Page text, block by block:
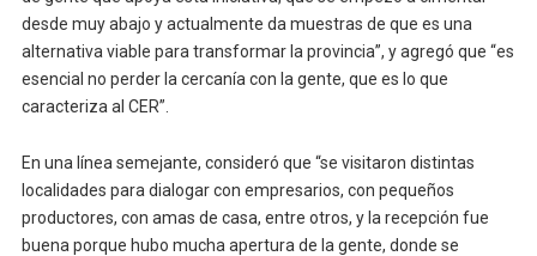
desde muy abajo y actualmente da muestras de que es una
alternativa viable para transformar la provincia”, y agregó que “es
esencial no perder la cercanía con la gente, que es lo que
caracteriza al CER”.
En una línea semejante, consideró que “se visitaron distintas
localidades para dialogar con empresarios, con pequeños
productores, con amas de casa, entre otros, y la recepción fue
buena porque hubo mucha apertura de la gente, donde se